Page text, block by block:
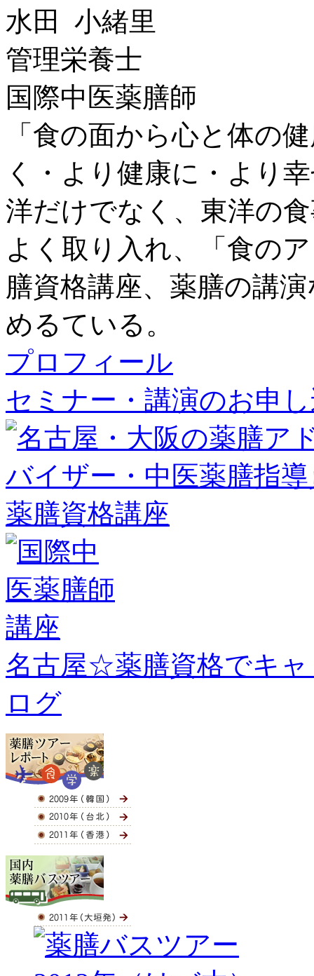
水田 小緒里
管理栄養士
国際中医薬膳師
「食の面から心と体の
く・より健康に・より
洋だけでなく、東洋の
よく取り入れ、「食の
膳資格講座、薬膳の講
めるている。
プロフィール
セミナー・講演のお申
名古屋☆薬膳資格でキ
ログ